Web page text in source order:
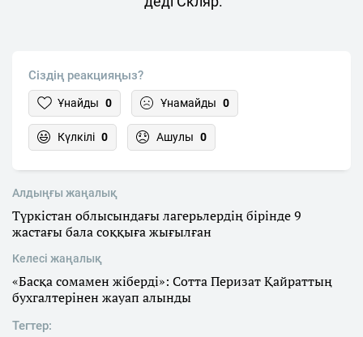
Сіздің реакцияңыз?
Ұнайды 0 Ұнамайды 0
Күлкілі 0 Ашулы 0
Алдыңғы жаңалық
Түркістан облысындағы лагерьлердің бірінде 9
жастағы бала соққыға жығылған
Келесі жаңалық
«Басқа сомамен жіберді»: Сотта Перизат Қайраттың
бухгалтерінен жауап алынды
Тегтер: